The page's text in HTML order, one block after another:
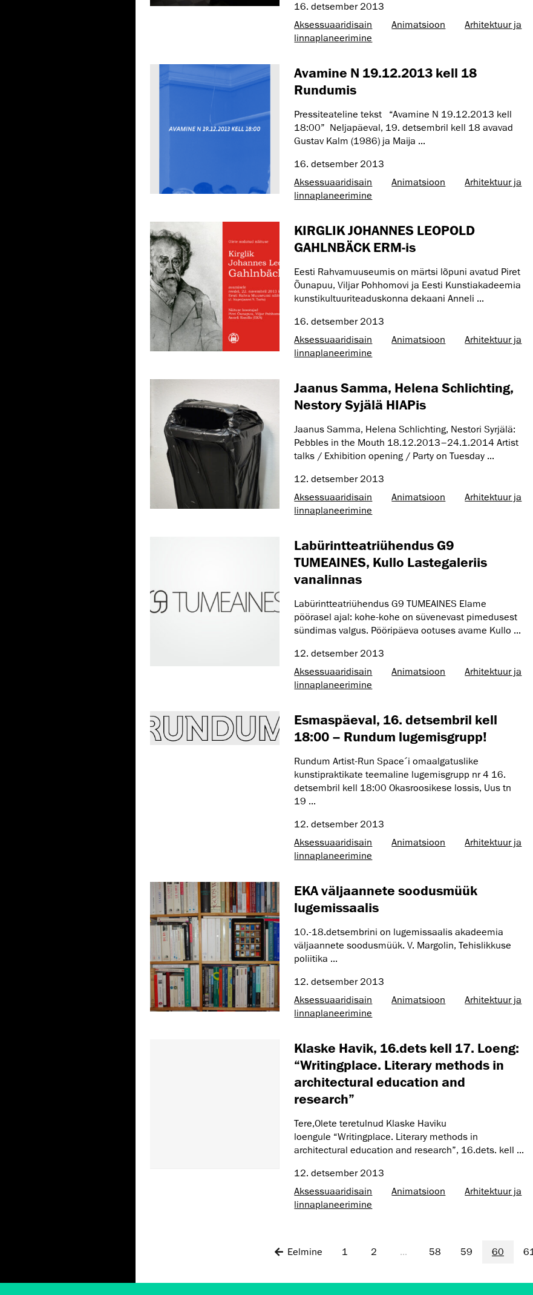
16. detsember 2013
Aksessuaaridisain
Animatsioon
Arhitektuur ja
linnaplaneerimine
Avamine N 19.12.2013 kell 18
Rundumis
Pressiteateline tekst “Avamine N 19.12.2013 kell
18:00” Neljapäeval, 19. detsembril kell 18 avavad
Gustav Kalm (1986) ja Maija ...
16. detsember 2013
Aksessuaaridisain
Animatsioon
Arhitektuur ja
linnaplaneerimine
KIRGLIK JOHANNES LEOPOLD
GAHLNBÄCK ERM-is
Eesti Rahvamuuseumis on märtsi lõpuni avatud Piret
Õunapuu, Viljar Pohhomovi ja Eesti Kunstiakadeemia
kunstikultuuriteaduskonna dekaani Anneli ...
16. detsember 2013
Aksessuaaridisain
Animatsioon
Arhitektuur ja
linnaplaneerimine
Jaanus Samma, Helena Schlichting,
Nestory Syjälä HIAPis
Jaanus Samma, Helena Schlichting, Nestori Syrjälä:
Pebbles in the Mouth 18.12.2013–24.1.2014 Artist
talks / Exhibition opening / Party on Tuesday ...
12. detsember 2013
Aksessuaaridisain
Animatsioon
Arhitektuur ja
linnaplaneerimine
Labürintteatriühendus G9
TUMEAINES, Kullo Lastegaleriis
vanalinnas
Labürintteatriühendus G9 TUMEAINES Elame
pöörasel ajal: kohe-kohe on süvenevast pimedusest
sündimas valgus. Pööripäeva ootuses avame Kullo ...
12. detsember 2013
Aksessuaaridisain
Animatsioon
Arhitektuur ja
linnaplaneerimine
Esmaspäeval, 16. detsembril kell
18:00 – Rundum lugemisgrupp!
Rundum Artist-Run Space´i omaalgatuslike
kunstipraktikate teemaline lugemisgrupp nr 4 16.
detsembril kell 18:00 Okasroosikese lossis, Uus tn
19 ...
12. detsember 2013
Aksessuaaridisain
Animatsioon
Arhitektuur ja
linnaplaneerimine
EKA väljaannete soodusmüük
lugemissaalis
10.-18.detsembrini on lugemissaalis akadeemia
väljaannete soodusmüük. V. Margolin, Tehislikkuse
poliitika ...
12. detsember 2013
Aksessuaaridisain
Animatsioon
Arhitektuur ja
linnaplaneerimine
Klaske Havik, 16.dets kell 17. Loeng:
“Writingplace. Literary methods in
architectural education and
research”
Tere,Olete teretulnud Klaske Haviku
loengule “Writingplace. Literary methods in
architectural education and research”, 16.dets. kell ...
12. detsember 2013
Aksessuaaridisain
Animatsioon
Arhitektuur ja
linnaplaneerimine
Eelmine 1 2 ... 58 59 60